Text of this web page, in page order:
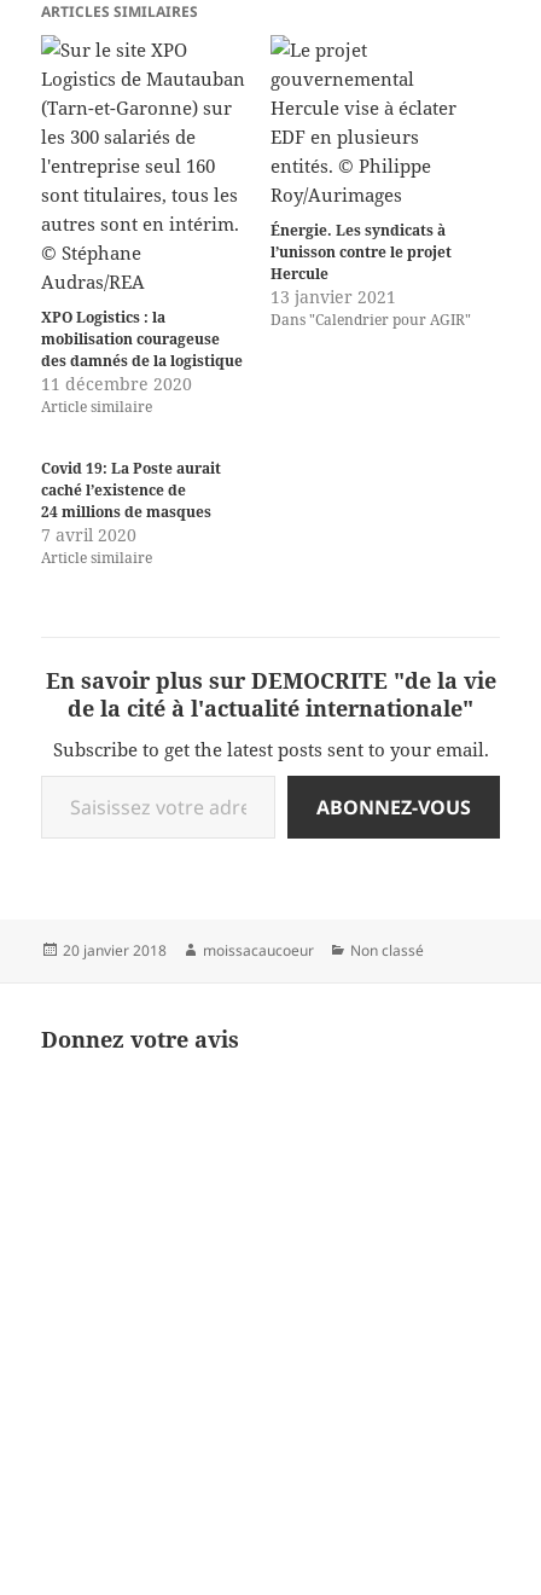
ARTICLES SIMILAIRES
XPO Logistics : la
mobilisation courageuse
des damnés de la logistique
11 décembre 2020
Article similaire
Énergie. Les syndicats à
l’unisson contre le projet
Hercule
13 janvier 2021
Dans "Calendrier pour AGIR"
Covid 19: La Poste aurait
caché l’existence de
24 millions de masques
7 avril 2020
Article similaire
En savoir plus sur DEMOCRITE "de la vie
de la cité à l'actualité internationale"
Subscribe to get the latest posts sent to your email.
Saisissez votre adresse e-mail…
ABONNEZ-VOUS
Publié
20 janvier 2018 Auteur
moissacaucoeur Catégories
Non classé
Donnez votre avis